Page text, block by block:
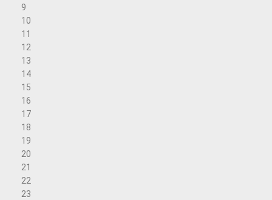
9
10
11
12
13
14
15
16
17
18
19
20
21
22
23